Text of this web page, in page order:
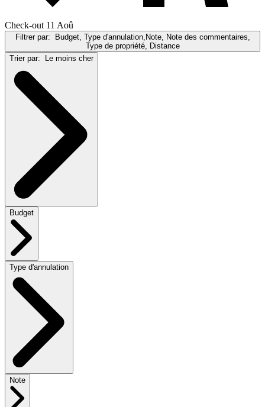
Check-out 11 Aoû
Filtrer par:
Budget, Type d'annulation,Note, Note des commentaires,
Type de propriété, Distance
Trier par:
Le moins cher
Budget
Type d'annulation
Note